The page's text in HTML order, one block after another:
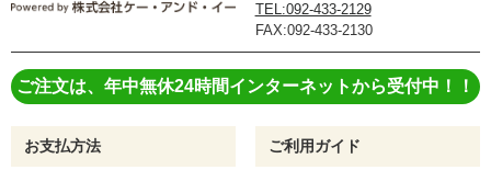
TEL:092-433-2129
FAX:092-433-2130
ご注文は、年中無休24時間インターネットから受付中！！
お支払方法 ご利用ガイド